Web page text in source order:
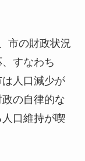
市の財政状況
すなわち
は人口減少が
の自律的な
口維持が喫